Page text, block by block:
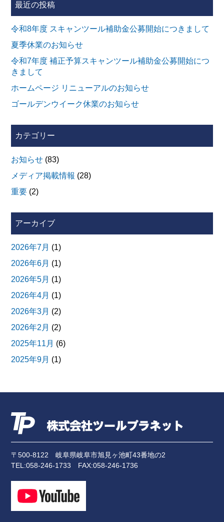
最近の投稿
令和8年度 スキャンツール補助金公募開始につきまして
夏季休業のお知らせ
令和7年度 補正予算スキャンツール補助金公募開始につ
きまして
ホームページ リニューアルのお知らせ
ゴールデンウイーク休業のお知らせ
カテゴリー
お知らせ (83)
メディア掲載情報 (28)
重要 (2)
アーカイブ
2026年7月 (1)
2026年6月 (1)
2026年5月 (1)
2026年4月 (1)
2026年3月 (2)
2026年2月 (2)
2025年11月 (6)
2025年9月 (1)
2025年7月(1)
2025年4月(2)
2024年10月
(1)
2024年7月
(3)
2024年5月(1)
〒500-8122岐阜県岐阜市旭見ヶ池町43番地の2
TEL:058-246-1733 FAX:058-246-1736